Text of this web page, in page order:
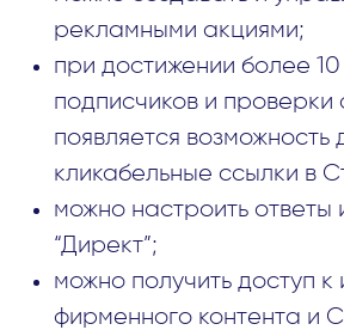
рекламными акциями;
при достижении более
подписчиков и проверки
появляется возможность
кликабельные ссылки в
можно настроить ответы
“Директ”;
можно получить доступ
фирменного контента и